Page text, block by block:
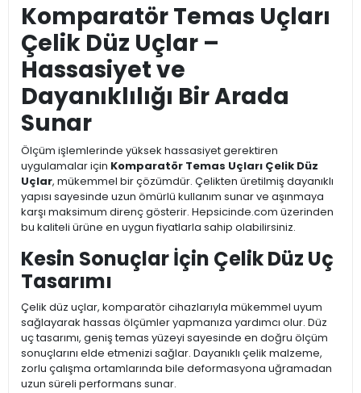
Komparatör Temas Uçları
Çelik Düz Uçlar –
Hassasiyet ve
Dayanıklılığı Bir Arada
Sunar
Ölçüm işlemlerinde yüksek hassasiyet gerektiren
uygulamalar için Komparatör Temas Uçları Çelik Düz
Uçlar, mükemmel bir çözümdür. Çelikten üretilmiş dayanıklı
yapısı sayesinde uzun ömürlü kullanım sunar ve aşınmaya
karşı maksimum direnç gösterir. Hepsicinde.com üzerinden
bu kaliteli ürüne en uygun fiyatlarla sahip olabilirsiniz.
Kesin Sonuçlar İçin Çelik Düz Uç
Tasarımı
Çelik düz uçlar, komparatör cihazlarıyla mükemmel uyum
sağlayarak hassas ölçümler yapmanıza yardımcı olur. Düz
uç tasarımı, geniş temas yüzeyi sayesinde en doğru ölçüm
sonuçlarını elde etmenizi sağlar. Dayanıklı çelik malzeme,
zorlu çalışma ortamlarında bile deformasyona uğramadan
uzun süreli performans sunar.